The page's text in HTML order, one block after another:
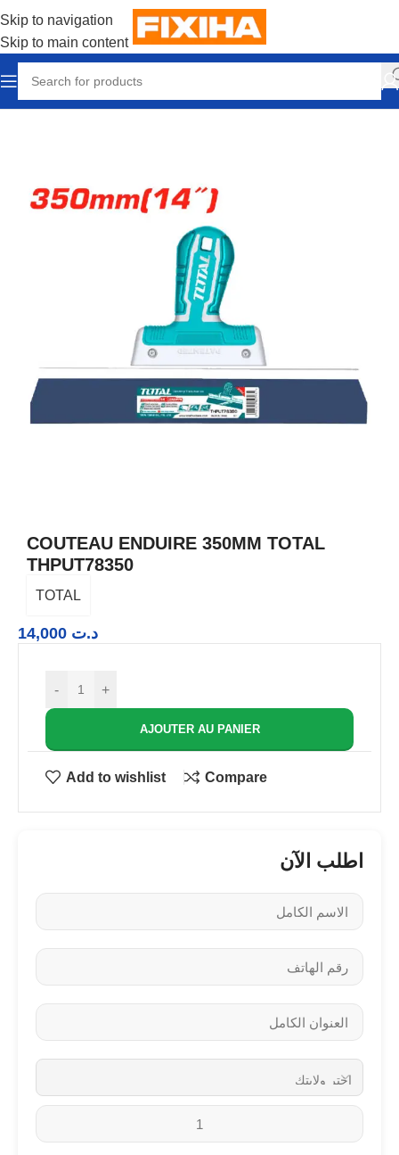
Skip to navigation
Skip to main content
Accueil/Outillages & Equipements
COUTEAU ENDUIRE 350MM TOTAL
THPUT78350
TOTAL
د.ت
- +
AJOUTER AU PANIER
Add to wishlist Compare
اطلب الآن